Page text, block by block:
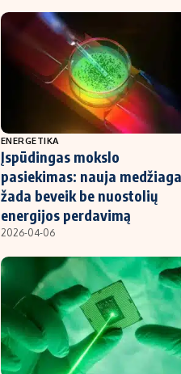
ENERGETIKA
Įspūdingas mokslo
pasiekimas: nauja medžiaga
žada beveik be nuostolių
energijos perdavimą
2026-04-06